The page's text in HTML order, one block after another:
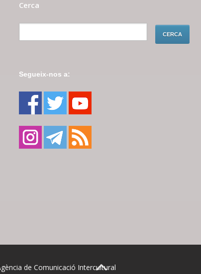
Cerca
Segueix-nos a:
de Comunicació Intercultural
BACK TO TOP